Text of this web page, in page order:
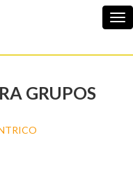
GRUPOS